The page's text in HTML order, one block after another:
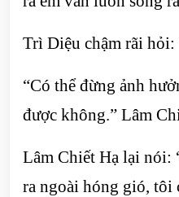
Trì Diệu chậm rãi
“Có thể đừng ảnh
được không.” Lâm
Lâm Chiết Hạ lại nói:
ra ngoài hóng gió, tôi